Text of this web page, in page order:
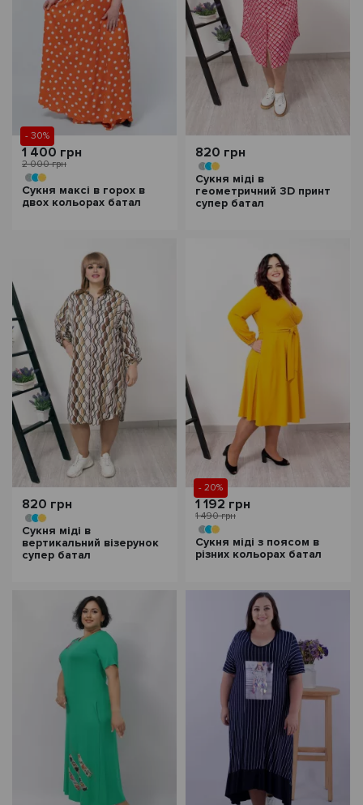
- 30%
1 400 грн
2 000 грн
Сукня максі в горох в
двох кольорах батал
820 грн
Сукня міді в
геометричний 3D принт
супер батал
820 грн
Сукня міді в
вертикальний візерунок
супер батал
- 20%
1 192 грн
1 490 грн
Сукня міді з поясом в
різних кольорах батал